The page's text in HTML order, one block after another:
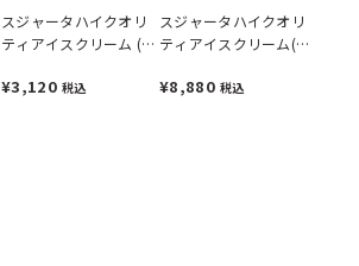
スジャータハイクオリ
ティアイスクリーム (6
※月曜不可》
¥3,120 税込
スジャータハイクオリ
ティアイスクリーム(24
※月曜不可》
¥8,880 税込